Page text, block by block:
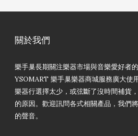
關於我們
樂手巢長期關注樂器市場與音樂愛好者
YSOMART 樂手巢樂器商城服務廣大使
樂器行選擇太少，或弦斷了沒時間補貨
的原因。歡迎訊問各式相關產品，我們
的聲音。